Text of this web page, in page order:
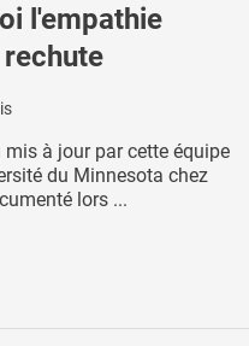
l'empathie
à jour par cette équipe
du Minnesota chez
lors ...